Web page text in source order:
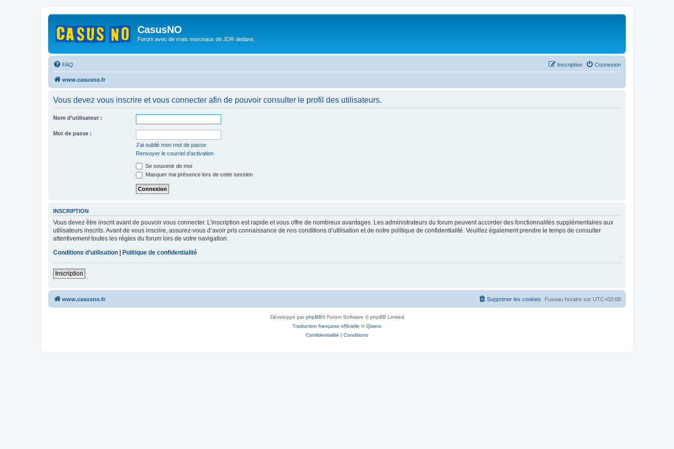
CasusNO
Forum avec de vrais morceaux de JDR dedans.
FAQ Connexion
Inscription
www.casusno.fr
Vous devez vous inscrire et vous connecter afin de pouvoir consulter le profil des utilisateurs.
Nom d’utilisateur :
Mot de passe :
J’ai oublié mon mot de passe
Renvoyer le courriel d’activation
Se souvenir de moi
Masquer ma présence lors de cette session
INSCRIPTION
Vous devez être inscrit avant de pouvoir vous connecter. L’inscription est rapide et vous offre de nombreux avantages. Les administrateurs du forum peuvent accorder des fonctionnalités supplémentaires aux
utilisateurs inscrits. Avant de vous inscrire, assurez-vous d’avoir pris connaissance de nos conditions d’utilisation et de notre politique de confidentialité. Veuillez également prendre le temps de consulter
attentivement toutes les règles du forum lors de votre navigation.
Conditions d’utilisation
Politique de confidentialité
Inscription
www.casusno.fr Fuseau horaire sur UTC+02:00
Supprimer les cookies
Développé parphpBB® Forum Software © phpBB Limited
Traduction française officielle ©Qiaeru
Confidentialité | Conditions